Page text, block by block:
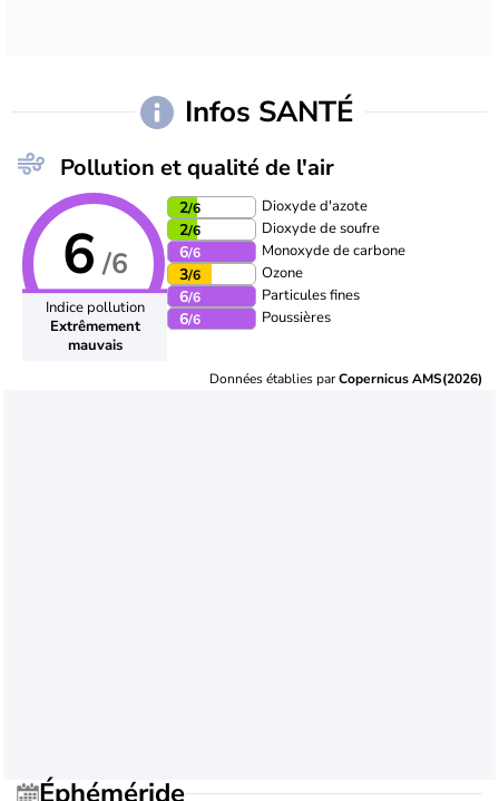
Infos SANTÉ
Pollution et qualité de l'air
6 /6
Indice pollution
Extrêmement
mauvais
2/6 Dioxyde d'azote
2/6 Dioxyde de soufre
6/6 Monoxyde de carbone
3/6 Ozone
6/6 Particules fines
6/6 Poussières
Données établies parCopernicus AMS(2026)
Éphéméride